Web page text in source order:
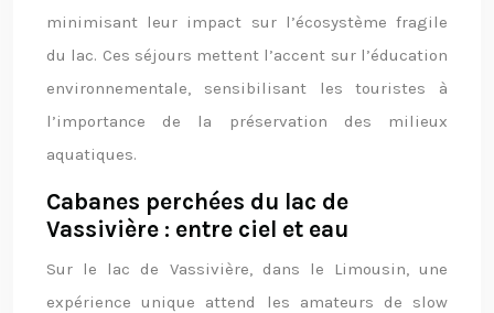
minimisant leur impact sur l’écosystème fragile
du lac. Ces séjours mettent l’accent sur l’éducation
environnementale, sensibilisant les touristes à
l’importance de la préservation des milieux
aquatiques.
Cabanes perchées du lac de
Vassivière : entre ciel et eau
Sur le lac de Vassivière, dans le Limousin, une
expérience unique attend les amateurs de slow